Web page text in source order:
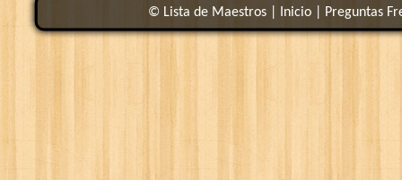
© Lista de Maestros | Inicio Preguntas